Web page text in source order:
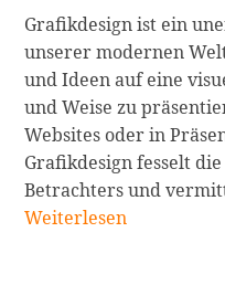
Grafikdesign ist ein
unserer modernen
und Ideen auf eine
und Weise zu
Websites oder in
Grafikdesign fesselt
Betrachters und
Weiterlesen